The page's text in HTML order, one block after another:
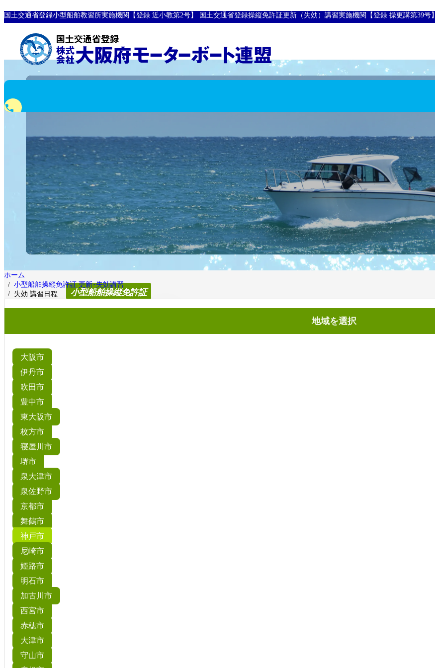
国土交通省登録小型船舶教習所実施機関【登録 近小教第2号】 国土交通省登録操縦免許証更新（失効）講習実施機関【登録 操更講第39号】
phone
0120-10-8907
小型船舶操縦免許証
ホーム
小型船舶操縦免許証 更新･失効講習
失効 講習日程
地域を選択
大阪市
伊丹市
吹田市
豊中市
東大阪市
枚方市
寝屋川市
堺市
泉大津市
泉佐野市
京都市
舞鶴市
神戸市
尼崎市
姫路市
明石市
加古川市
西宮市
赤穂市
大津市
守山市